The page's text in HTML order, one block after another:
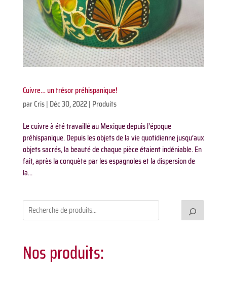
Cuivre… un trésor préhispanique!
parCris| Déc 30, 2022| Produits
Le cuivre à été travaillé au Mexique depuis l’époque
préhispanique. Depuis les objets de la vie quotidienne jusqu’aux
objets sacrés, la beauté de chaque pièce étaient indéniable. En
fait, après la conquète par les espagnoles et la dispersion de
la...
Nos produits: